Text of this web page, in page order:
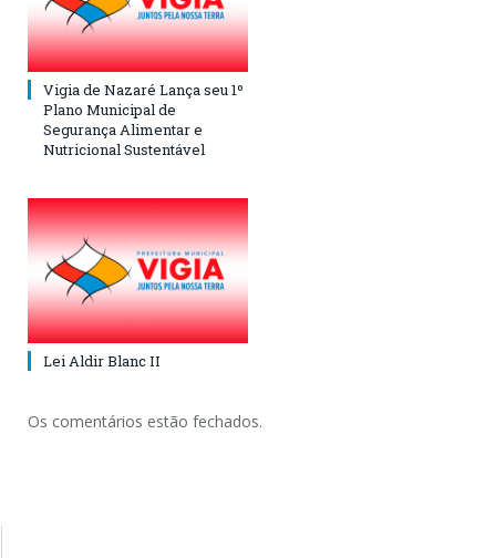
Vigia de Nazaré Lança seu 1º
Plano Municipal de
Segurança Alimentar e
Nutricional Sustentável
Lei Aldir Blanc II
Os comentários estão fechados.